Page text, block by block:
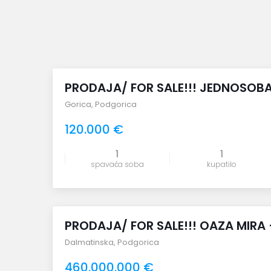
Malo Brdo (1)
Masline (4)
Momišići (14)
Obala Ribnice (1)
Orja Luka (2)
Pobrežje (5)
Preko Morače (57)
Radanovići (1)
PRODAJA/ FOR SALE!!!
Gorica, Podgorica
120.000 €
1
spavaća soba
1
kupatilo
PRODAJA/ FOR SALE!!! OAZA
Dalmatinska, Podgorica
460.000.000 €